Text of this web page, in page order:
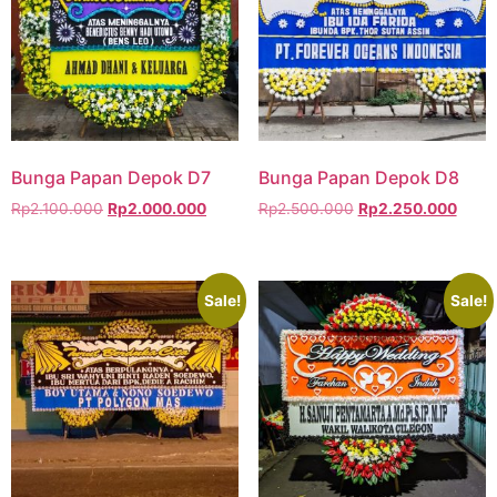
Bunga Papan Depok D7
Rp2.100.000 Rp2.000.000
Bunga Papan Depok D8
Rp2.500.000 Rp2.250.000
Sale! Sale!